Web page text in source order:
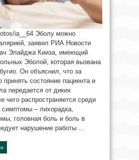
ia__64 Эболу можно
заявил РИА Новости
Элайджа Кииза, имеющий
Эболой, которая вызвана
Он объяснил, что за
состояние пациента и
передается от диких
чего распространяется среди
– лихорадка,
головная боль и боль в
нарушение работы ...